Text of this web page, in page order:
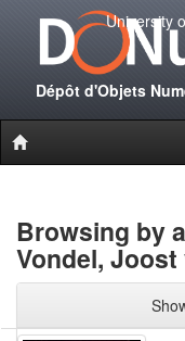
Dépôt d'Objets
University
Browsing by
Vondel, Joost